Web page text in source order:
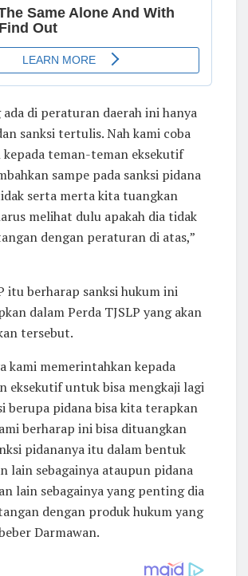
ada di peraturan daerah ini hanya
sanksi tertulis. Nah kami coba
kepada teman-teman eksekutif
sampe pada sanksi pidana
serta merta kita tuangkan
melihat dulu apakah dia tidak
dengan peraturan di atas,”
itu berharap sanksi hukum ini
dalam Perda TJSLP yang akan
tersebut.
kami memerintahkan kepada
eksekutif untuk bisa mengkaji lagi
berupa pidana bisa kita terapkan
berharap ini bisa dituangkan
pidananya itu dalam bentuk
lain sebagainya ataupun pidana
lain sebagainya yang penting dia
dengan produk hukum yang
Darmawan.